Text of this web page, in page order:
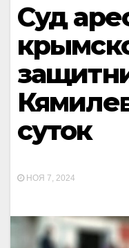
Суд
суток
НОЯ 7, 2024